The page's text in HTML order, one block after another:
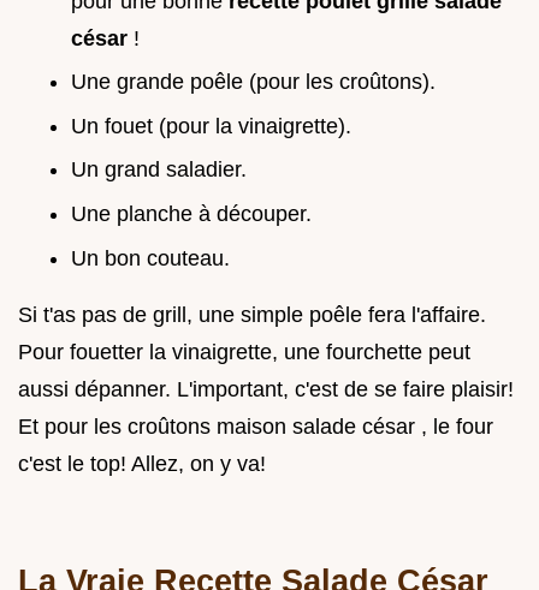
césar !
Une grande poêle (pour les croûtons).
Un fouet (pour la vinaigrette).
Un grand saladier.
Une planche à découper.
Un bon couteau.
Si t'as pas de grill, une simple poêle fera l'affaire.
Pour fouetter la vinaigrette, une fourchette peut
aussi dépanner. L'important, c'est de se faire plaisir!
Et pour les croûtons maison salade césar , le four
c'est le top! Allez, on y va!
La Vraie Recette Salade César